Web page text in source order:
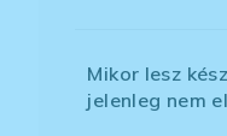
Mikor lesz
jelenleg nem